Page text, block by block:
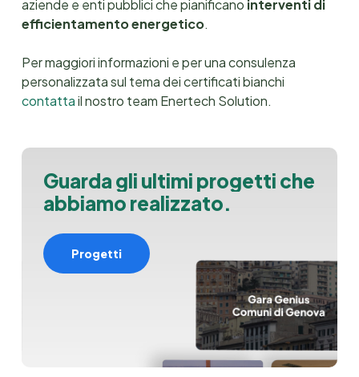
aziende e enti pubblici che pianificano interventi di
efficientamentoenergetico.
Per maggiori informazioni e per una consulenza
personalizzata sul tema dei certificati bianchi
contattail nostro team Enertech Solution.
Guarda gli ultimi progetti che
abbiamo realizzato.
Progetti